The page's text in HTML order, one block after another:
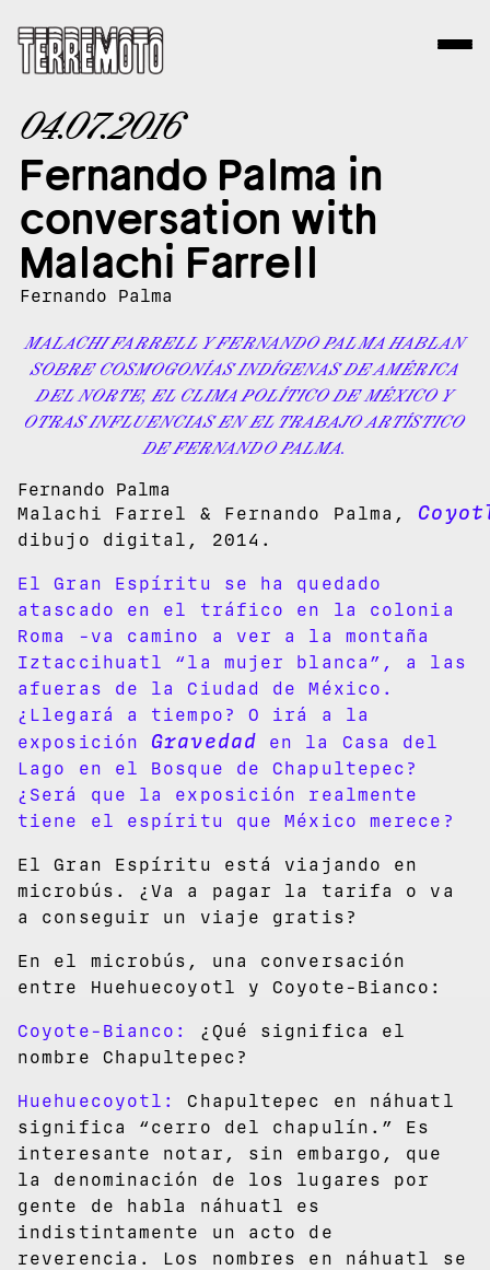
04.07.2016
Fernando Palma in
conversation with
Malachi Farrell
Fernando Palma
MALACHI FARRELL Y FERNANDO PALMA HABLAN
SOBRE COSMOGONÍAS INDÍGENAS DE AMÉRICA
DEL NORTE, EL CLIMA POLÍTICO DE MÉXICO Y
OTRAS INFLUENCIAS EN EL TRABAJO ARTÍSTICO
DE FERNANDO PALMA.
Fernando Palma
Malachi Farrel & Fernando Palma,
dibujo digital, 2014.
El Gran Espíritu se ha quedado
atascado en el tráfico en la colonia
Roma -va camino a ver a la montaña
Iztaccihuatl “la mujer blanca”, a las
afueras de la Ciudad de México.
¿Llegará a tiempo? O irá a la
exposición Gravedad en la Casa del
Lago en el Bosque de Chapultepec?
¿Será que la exposición realmente
tiene el espíritu que México merece?
El Gran Espíritu está viajando en
microbús. ¿Va a pagar la tarifa o va
a conseguir un viaje gratis?
En el microbús, una conversación
entre Huehuecoyotl y Coyote-Bianco:
Coyote-Bianco:
¿Qué significa el
nombre Chapultepec?
Huehuecoyotl:Chapultepec en náhuatl
significa “cerro del chapulín.” Es
interesante notar, sin embargo, que
la denominación de los lugares por
gente de habla náhuatl es
indistintamente un acto de
reverencia. Los nombres en náhuatl se